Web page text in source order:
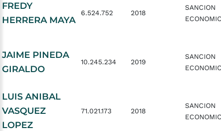
FREDY
HERRERA MAYA
6.524.752 2018
SANCION
JAIME PINEDA
GIRALDO
10.245.234 2019
SANCION
LUIS ANIBAL
VASQUEZ
LOPEZ
71.021.173 2018
SANCION